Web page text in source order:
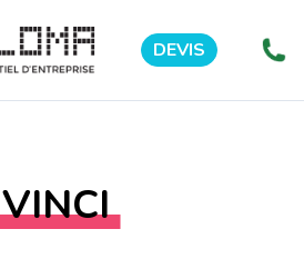
DEVIS
VINCI